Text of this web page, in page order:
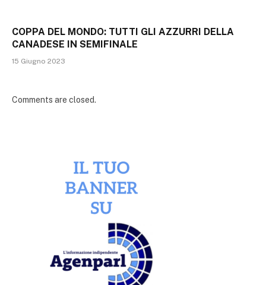
COPPA DEL MONDO: TUTTI GLI AZZURRI DELLA
CANADESE IN SEMIFINALE
15 Giugno 2023
Comments are closed.